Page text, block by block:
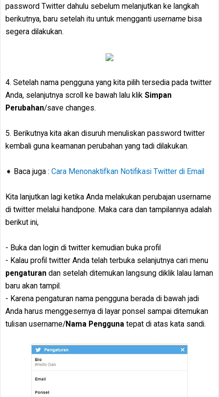
password Twitter dahulu sebelum melanjutkan ke langkah
berikutnya, baru setelah itu untuk mengganti username bisa
segera dilakukan.
4. Setelah nama pengguna yang kita pilih tersedia pada twitter
Anda, selanjutnya scroll ke bawah lalu klik Simpan
Perubahan/save changes.
5. Berikutnya kita akan disuruh menuliskan password twitter
kembali guna keamanan perubahan yang tadi dilakukan.
➧ Baca juga : Cara Menonaktifkan Notifikasi Twitter di Email
Kita lanjutkan lagi ketika Anda melakukan perubajan username
di twitter melalui handpone. Maka cara dan tampilannya adalah
berikut ini,
- Buka dan login di twitter kemudian buka profil
- Kalau profil twitter Anda telah terbuka selanjutnya cari menu
pengaturan dan setelah ditemukan langsung diklik lalau laman
baru akan tampil.
- Karena pengaturan nama pengguna berada di bawah jadi
Anda harus menggesernya di layar ponsel sampai ditemukan
tulisan username/Nama Pengguna tepat di atas kata sandi.